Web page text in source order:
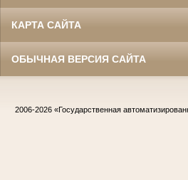
КАРТА САЙТА
ОБЫЧНАЯ ВЕРСИЯ САЙТА
2006-2026 «Государственная